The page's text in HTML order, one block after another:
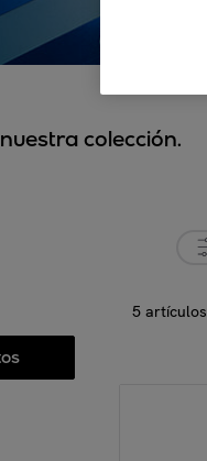
colección.
5 artículos